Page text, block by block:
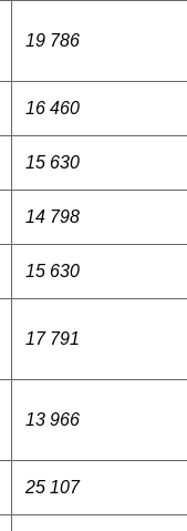
19 786
16 460
15 630
14 798
15 630
17 791
13 966
25 107